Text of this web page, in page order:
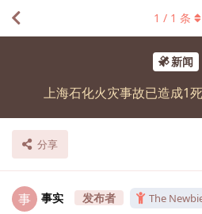
新闻
上海石化火灾事故已造成1
分享
1 / 1 条
事 事实 The